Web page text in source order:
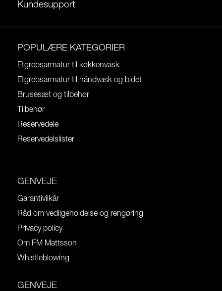
Kundesupport
POPULÆRE KATEGORIER
Etgrebsarmatur til køkkenvask
Etgrebsarmatur til håndvask og bidet
Brusesæt og tilbehør
Tilbehør
Reservedele
Reservedelslister
GENVEJE
Garantivilkår
Råd om vedligeholdelse og rengøring
Privacy policy
Om FM Mattsson
Whistleblowing
GENVEJE